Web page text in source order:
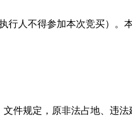
行人不得参加本次竞买）。
件规定，原非法占地、违法